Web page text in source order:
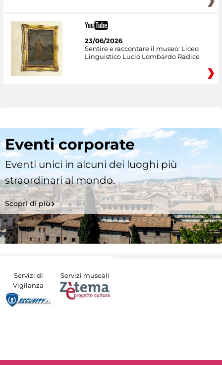
23/06/2026
Sentire e raccontare il museo: Liceo
Linguistico Lucio Lombardo Radice
Eventi corporate
Eventi unici in alcuni dei luoghi più
straordinari al mondo.
Scopri di più
Servizi di
Vigilanza
Servizi museali